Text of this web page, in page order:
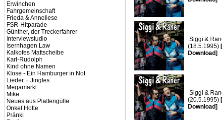
Erwinchen
Fahrgemeinschaft
Frieda & Anneliese
FSR-Hitparade
Günther, der Treckerfahrer
Interviewstudio
Isernhagen Law
Kalkofes Mattscheibe
Karl-Rudolph
Kind ohne Namen
Klose - Ein Hamburger in Not
Lieder + Jingles
Megamarkt
Mike
Neues aus Plattengülle
Onkel Hotte
Pränki
Siggi &
(18.5.1995)
Download]
Siggi &
(20.5.1995)
Download]